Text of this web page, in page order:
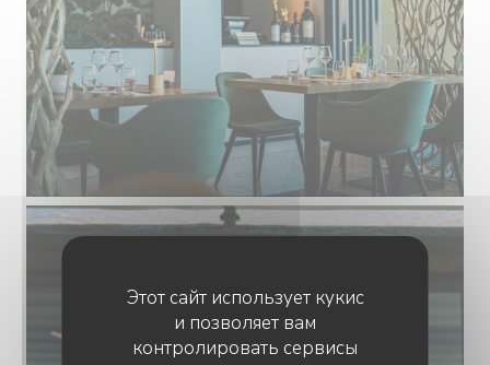
Этот сайт использует кукис
и позволяет вам
контролировать сервисы